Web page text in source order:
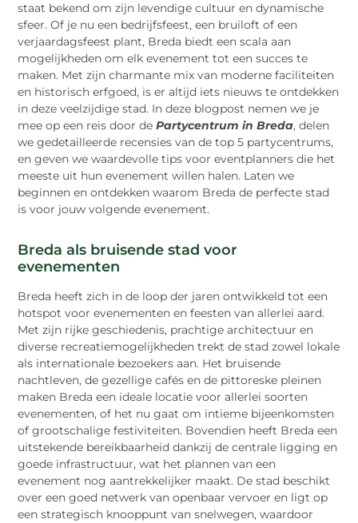
staat bekend om zijn levendige cultuur en dynamische
sfeer. Of je nu een bedrijfsfeest, een bruiloft of een
verjaardagsfeest plant, Breda biedt een scala aan
mogelijkheden om elk evenement tot een succes te
maken. Met zijn charmante mix van moderne faciliteiten
en historisch erfgoed, is er altijd iets nieuws te ontdekken
in deze veelzijdige stad. In deze blogpost nemen we je
mee op een reis door dePartycentrum in Breda, delen
we gedetailleerde recensies van de top 5 partycentrums,
en geven we waardevolle tips voor eventplanners die het
meeste uit hun evenement willen halen. Laten we
beginnen en ontdekken waarom Breda de perfecte stad
is voor jouw volgende evenement.
Breda als bruisende stad voor
evenementen
Breda heeft zich in de loop der jaren ontwikkeld tot een
hotspot voor evenementen en feesten van allerlei aard.
Met zijn rijke geschiedenis, prachtige architectuur en
diverse recreatiemogelijkheden trekt de stad zowel lokale
als internationale bezoekers aan. Het bruisende
nachtleven, de gezellige cafés en de pittoreske pleinen
maken Breda een ideale locatie voor allerlei soorten
evenementen, of het nu gaat om intieme bijeenkomsten
of grootschalige festiviteiten. Bovendien heeft Breda een
uitstekende bereikbaarheid dankzij de centrale ligging en
goede infrastructuur, wat het plannen van een
evenement nog aantrekkelijker maakt. De stad beschikt
over een goed netwerk van openbaar vervoer en ligt op
een strategisch knooppunt van snelwegen, waardoor